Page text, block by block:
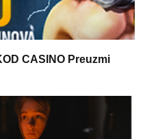
CASINO Preuzmi